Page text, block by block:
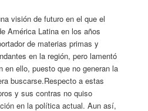
visión de futuro en el que el
América Latina en los años
de materias primas y
en la región, pero lamentó
en ello, puesto que no generan la
buscarse.Respecto a estas
y sus contras no quiso
en la política actual. Aun así,